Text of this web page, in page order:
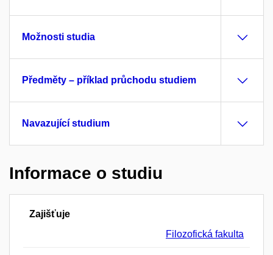
Možnosti studia
Předměty – příklad průchodu studiem
Navazující studium
Informace o studiu
Zajišťuje
Filozofická fakulta